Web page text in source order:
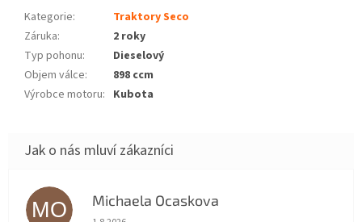
Kategorie:
Traktory Seco
Záruka:
2 roky
Typ pohonu:
Dieselový
Objem válce:
898 ccm
Výrobce motoru: Kubota
MO Michaela Ocaskova
Hodnocení obchodu je 5 z 5 hvězdiček.